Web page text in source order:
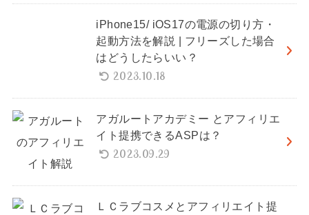
iPhone15/ iOS17の電源の切り方・
起動方法を解説 | フリーズした場合
はどうしたらいい？
2023.10.18
アガルートアカデミー とアフィリエ
イト提携できるASPは？
2023.09.29
ＬＣラブコスメとアフィリエイト提